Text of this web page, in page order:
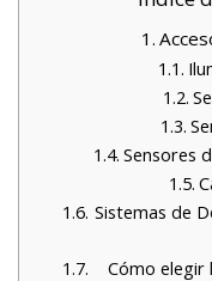
Sensores
Sistemas de
Cómo elegir